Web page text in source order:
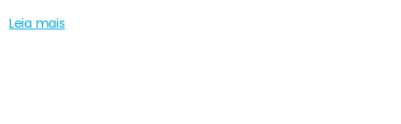
Leia mais